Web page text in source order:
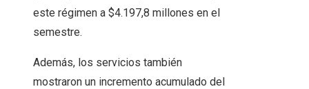
este régimen a $4.197,8 millones en el
semestre.
Además, los servicios también
mostraron un incremento acumulado del